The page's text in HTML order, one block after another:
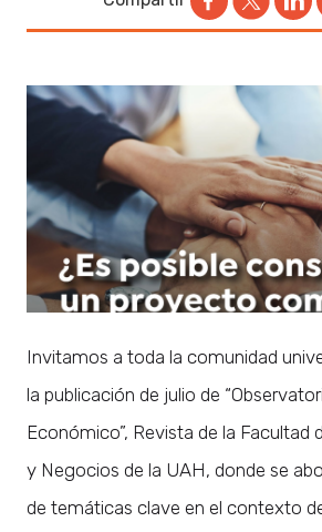
Invitamos a toda la comunidad
la publicación de julio de
Económico”, Revista de la Facultad
y Negocios de la UAH, donde se
de temáticas clave en el contexto